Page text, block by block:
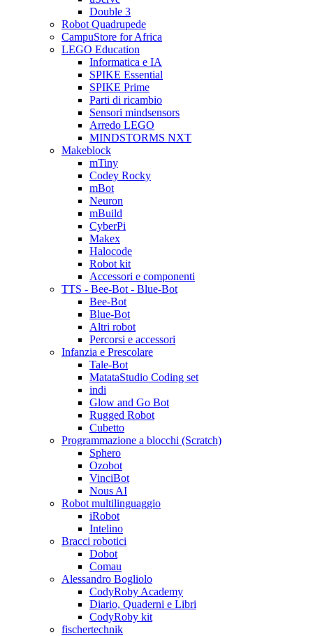
Double 3
Robot Quadrupede
CampuStore for Africa
LEGO Education
Informatica e IA
SPIKE Essential
SPIKE Prime
Parti di ricambio
Sensori mindsensors
Arredo LEGO
MINDSTORMS NXT
Makeblock
mTiny
Codey Rocky
mBot
Neuron
mBuild
CyberPi
Makex
Halocode
Robot kit
Accessori e componenti
TTS - Bee-Bot - Blue-Bot
Bee-Bot
Blue-Bot
Altri robot
Percorsi e accessori
Infanzia e Prescolare
Tale-Bot
MatataStudio Coding set
indi
Glow and Go Bot
Rugged Robot
Cubetto
Programmazione a blocchi (Scratch)
Sphero
Ozobot
VinciBot
Nous AI
Robot multilinguaggio
iRobot
Intelino
Bracci robotici
Dobot
Comau
Alessandro Bogliolo
CodyRoby Academy
Diario, Quaderni e Libri
CodyRoby kit
fischertechnik